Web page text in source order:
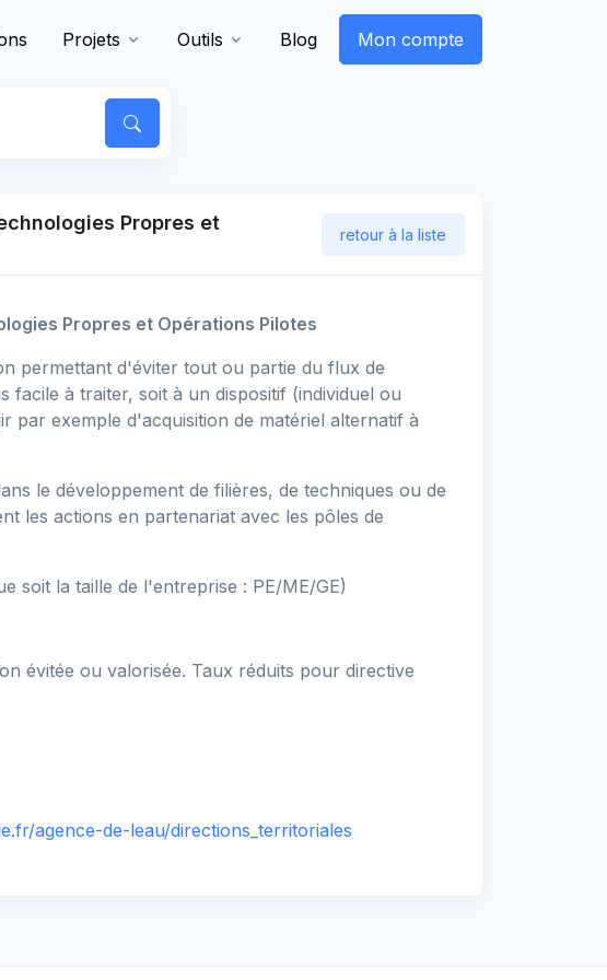
Projets Outils Blog Mon compte
Propres et
retour à la liste
Propres et Opérations Pilotes
permettant d'éviter tout ou partie du flux de
à traiter, soit à un dispositif (individuel ou
par exemple d'acquisition de matériel alternatif à
le développement de filières, de techniques ou de
les actions en partenariat avec les pôles de
soit la taille de l'entreprise : PE/ME/GE)
évitée ou valorisée. Taux réduits pour directive
agence-de-leau/directions_territoriales